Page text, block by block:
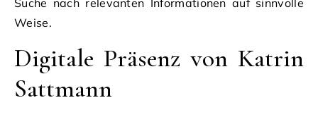
Suche nach relevanten Informationen auf sinnvolle
Weise.
Digitale Präsenz von Katrin
Sattmann